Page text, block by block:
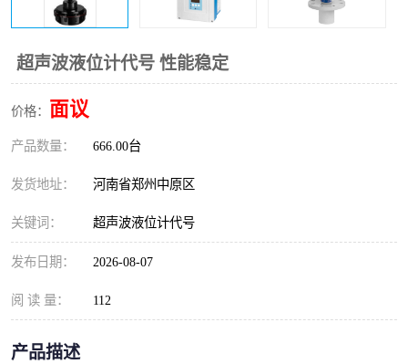
超声波液位计代号 性能稳定
价格： 面议
产品数量： 666.00台
发货地址： 河南省郑州中原区
关键词： 超声波液位计代号
发布日期： 2026-08-07
阅 读 量： 112
产品描述